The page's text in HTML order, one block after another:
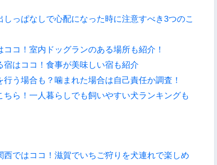
っぱなしで心配になった時に注意すべき3つのこ
コ！室内ドッグランのある場所も紹介！
はココ！食事が美味しい宿も紹介
う場合も？噛まれた場合は自己責任か調査！
ら！一人暮らしでも飼いやすい犬ランキングも
ではココ！滋賀でいちご狩りを犬連れで楽しめ